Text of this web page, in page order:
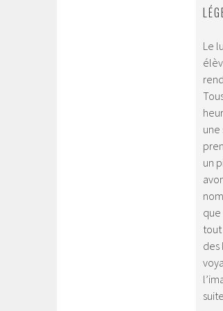
Le
une
un
suite